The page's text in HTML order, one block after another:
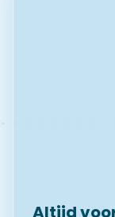
Met jortt zie
betalen. Zo
verrassingen.